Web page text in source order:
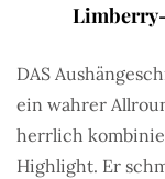
DAS
ein wahrer
herrlich
Highlight. Er